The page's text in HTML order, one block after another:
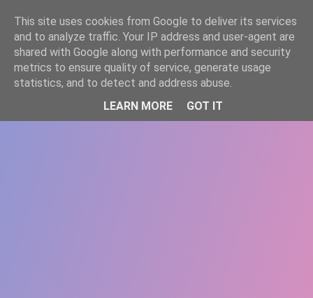
WWW.GAZISTI.RO
This site uses cookies from Google to deliver its services
and to analyze traffic. Your IP address and user-agent are
shared with Google along with performance and security
metrics to ensure quality of service, generate usage
statistics, and to detect and address abuse.
LEARN MORE
GOT IT